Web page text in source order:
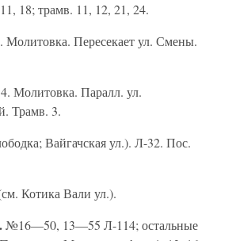
18; трамв. 11, 12, 21, 24.
Молитовка. Пересекает ул. Смены.
Молитовка. Паралл. ул.
Трамв. 3.
Вайгачская ул.). Л-32. Пос.
Котика Вали ул.).
№16—50, 13—55 Л-114; остальные